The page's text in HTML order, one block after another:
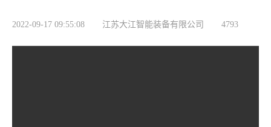
2022-09-17 09:55:08 江苏大江智能装备有限公司 4793